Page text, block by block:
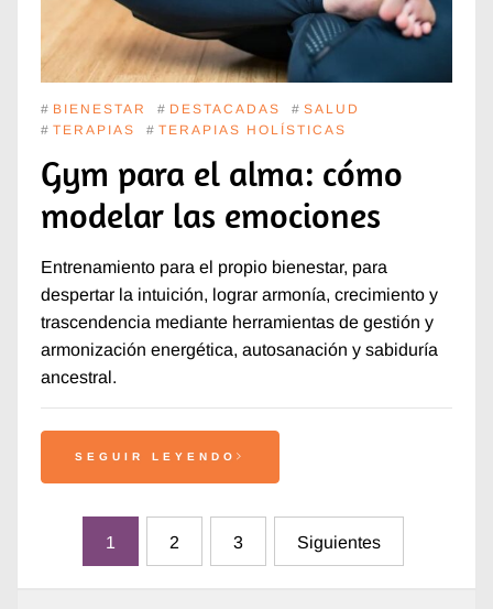
# BIENESTAR # DESTACADAS # SALUD
# TERAPIAS # TERAPIAS HOLÍSTICAS
Gym para el alma: cómo
modelar las emociones
Entrenamiento para el propio bienestar, para
despertar la intuición, lograr armonía, crecimiento y
trascendencia mediante herramientas de gestión y
armonización energética, autosanación y sabiduría
ancestral.
SEGUIR LEYENDO
Paginación
1 2 3 Siguientes